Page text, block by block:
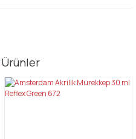
siz yapın!
ve diğer
ederiz.
Ürünler